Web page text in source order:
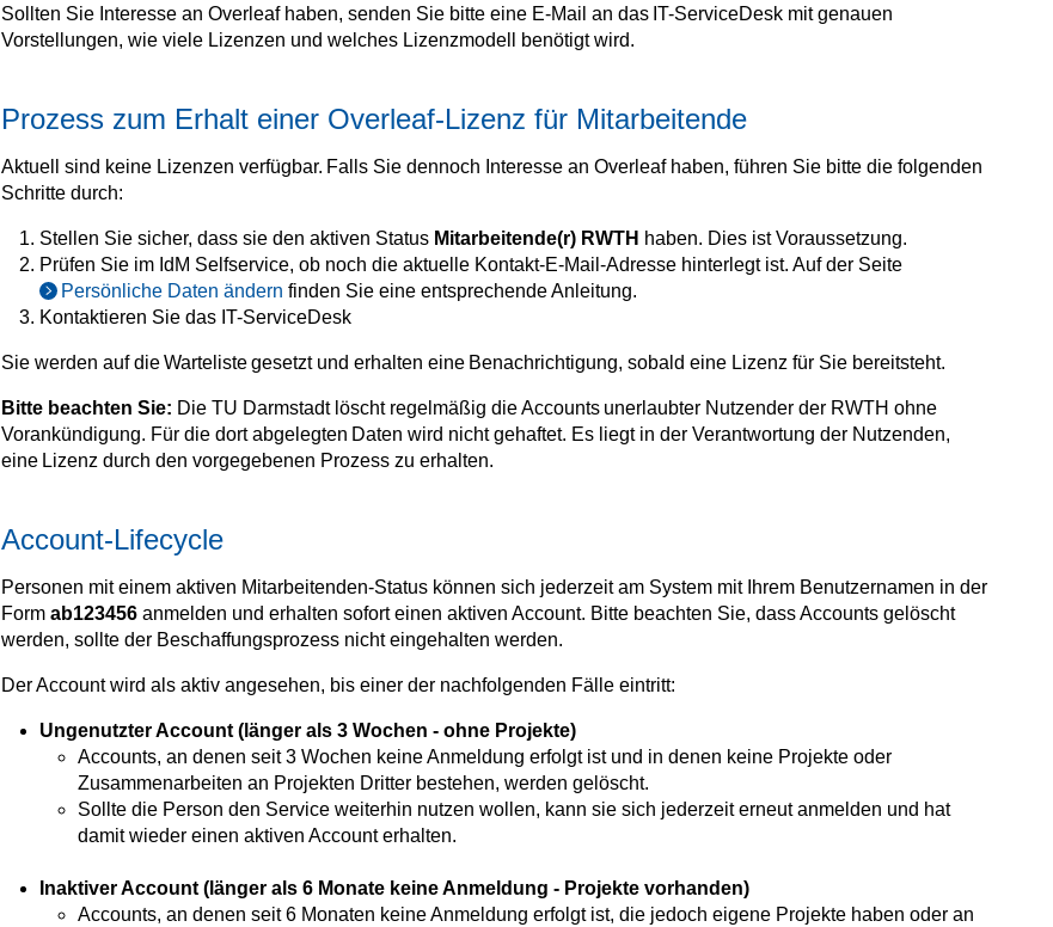
Sollten Sie Interesse an Overleaf haben, senden Sie bitte eine E-Mail an das IT-ServiceDesk mit genauen
Vorstellungen, wie viele Lizenzen und welches Lizenzmodell benötigt wird.
Prozess zum Erhalt einer Overleaf-Lizenz für Mitarbeitende
Aktuell sind keine Lizenzen verfügbar. Falls Sie dennoch Interesse an Overleaf haben, führen Sie bitte die folgenden
Schritte durch:
Stellen Sie sicher, dass sie den aktiven Status Mitarbeitende(r) RWTH haben. Dies ist Voraussetzung.
Prüfen Sie im IdM Selfservice, ob noch die aktuelle Kontakt-E-Mail-Adresse hinterlegt ist. Auf der Seite
Persönliche Daten ändern finden Sie eine entsprechende Anleitung.
Kontaktieren Sie das IT-ServiceDesk
Sie werden auf die Warteliste gesetzt und erhalten eine Benachrichtigung, sobald eine Lizenz für Sie bereitsteht.
Bitte beachten Sie: Die TU Darmstadt löscht regelmäßig die Accounts unerlaubter Nutzender der RWTH ohne
Vorankündigung. Für die dort abgelegten Daten wird nicht gehaftet. Es liegt in der Verantwortung der Nutzenden,
eine Lizenz durch den vorgegebenen Prozess zu erhalten.
Account-Lifecycle
Personen mit einem aktiven Mitarbeitenden-Status können sich jederzeit am System mit Ihrem Benutzernamen in der
Form ab123456 anmelden und erhalten sofort einen aktiven Account. Bitte beachten Sie, dass Accounts gelöscht
werden, sollte der Beschaffungsprozess nicht eingehalten werden.
Der Account wird als aktiv angesehen, bis einer der nachfolgenden Fälle eintritt:
Ungenutzter Account (länger als 3 Wochen - ohne Projekte)
Accounts, an denen seit 3 Wochen keine Anmeldung erfolgt ist und in denen keine Projekte oder
Zusammenarbeiten an Projekten Dritter bestehen, werden gelöscht.
Sollte die Person den Service weiterhin nutzen wollen, kann sie sich jederzeit erneut anmelden und hat
damit wieder einen aktiven Account erhalten.
Inaktiver Account (länger als 6 Monate keine Anmeldung - Projekte vorhanden)
Accounts, an denen seit 6 Monaten keine Anmeldung erfolgt ist, die jedoch eigene Projekte haben oder an